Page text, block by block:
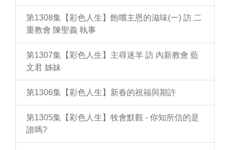
第1308集【彩色人生】飽嚐主恩的滋味(一) 訪 二
重教會 陳聖義 執事
第1307集【彩色人生】主尋迷羊 訪 內新教會 藍
文君 姊妹
第1306集【彩色人生】新春的祝福與期許
第1305集【彩色人生】牧會默觀 - 你知所信的是
誰嗎?